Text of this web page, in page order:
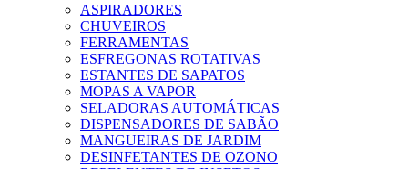
ASPIRADORES
CHUVEIROS
FERRAMENTAS
ESFREGONAS ROTATIVAS
ESTANTES DE SAPATOS
MOPAS A VAPOR
SELADORAS AUTOMÁTICAS
DISPENSADORES DE SABÃO
MANGUEIRAS DE JARDIM
DESINFETANTES DE OZONO